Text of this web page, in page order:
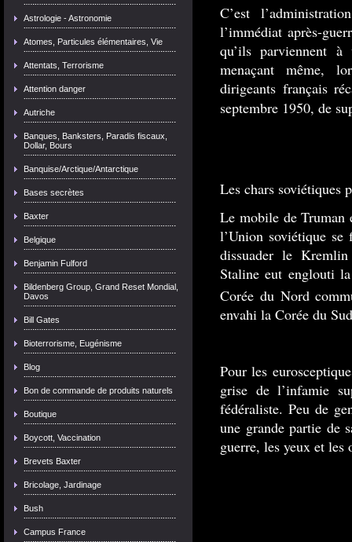
Astrologie - Astronomie
Atomes, Particules élémentaires, Vie
Attentats, Terrorisme
Attention danger
Autriche
Banques, Banksters, Paradis fiscaux,
Dollar, Bours
Banquise/Arctique/Antarctique
Bases secrètes
Baxter
Belgique
Benjamin Fulford
Bildenberg Group, Grand Reset Mondial,
Davos
Bill Gates
Bioterrorisme, Eugénisme
Blog
Bon de commande de produits naturels
Boutique
Boycott, Vaccination
Brevets Baxter
Bricolage, Jardinage
Bush
Campus France
C’est
l’immédiat après-
qu’ils parviennent à
menaçant même,
dirigeants français
septembre 1950, de
Les chars soviétiques
Le mobile de Truman
l’Union soviétique
dissuader le
Staline eut englouti
Corée du Nord
envahi la Corée du
Pour les
grise de l’infamie
fédéraliste. Peu de
une grande partie de
guerre, les yeux et